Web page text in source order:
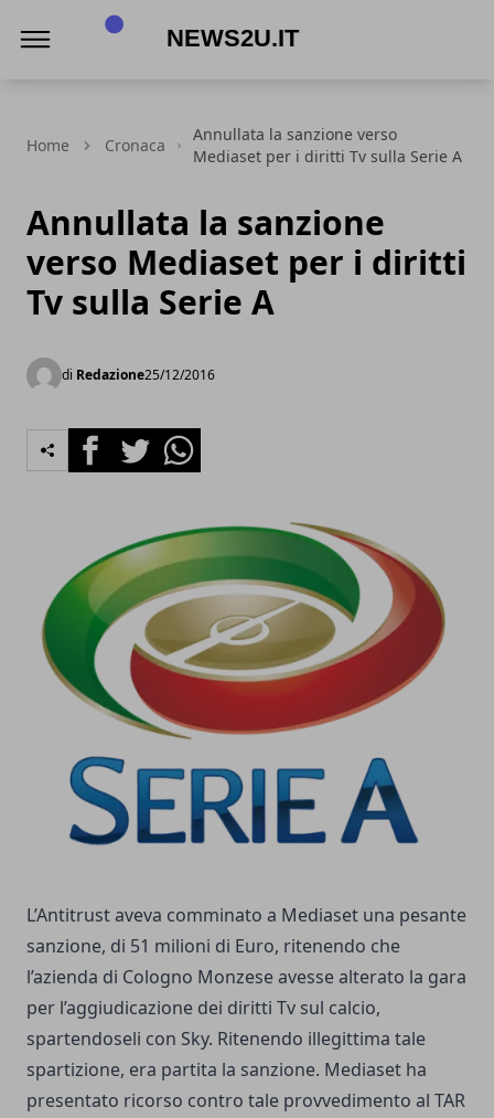
Home Cronaca
Annullata la sanzione verso
Mediaset per i diritti Tv sulla Serie A
Annullata la sanzione
verso Mediaset per i diritti
Tv sulla Serie A
di Redazione25/12/2016
FacebookTwitterWhatsapp
L’Antitrust aveva comminato a Mediaset una pesante
sanzione, di 51 milioni di Euro, ritenendo che
l’azienda di Cologno Monzese avesse alterato la gara
per l’aggiudicazione dei diritti Tv sul calcio,
spartendoseli con Sky. Ritenendo illegittima tale
spartizione, era partita la sanzione. Mediaset ha
presentato ricorso contro tale provvedimento al TAR